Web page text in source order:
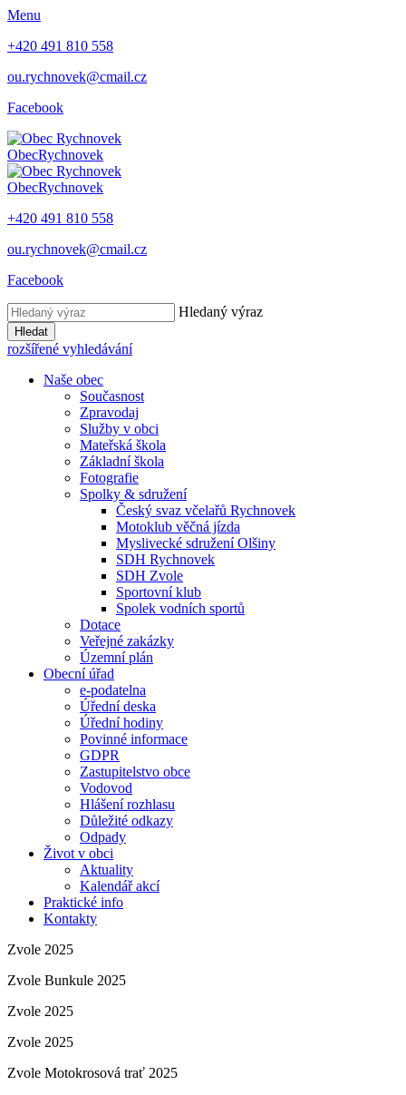
Menu
+420 491 810 558
ou.rychnovek@cmail.cz
Facebook
ObecRychnovek
ObecRychnovek
+420 491 810 558
ou.rychnovek@cmail.cz
Facebook
Hledaný výraz
Hledat
rozšířené vyhledávání
Naše obec
Současnost
Zpravodaj
Služby v obci
Mateřská škola
Základní škola
Fotografie
Spolky & sdružení
Český svaz včelařů Rychnovek
Motoklub věčná jízda
Myslivecké sdružení Olšiny
SDH Rychnovek
SDH Zvole
Sportovní klub
Spolek vodních sportů
Dotace
Veřejné zakázky
Územní plán
Obecní úřad
e-podatelna
Úřední deska
Úřední hodiny
Povinné informace
GDPR
Zastupitelstvo obce
Vodovod
Hlášení rozhlasu
Důležité odkazy
Odpady
Život v obci
Aktuality
Kalendář akcí
Praktické info
Kontakty
Zvole 2025
Zvole Bunkule 2025
Zvole 2025
Zvole 2025
Zvole Motokrosová trať 2025